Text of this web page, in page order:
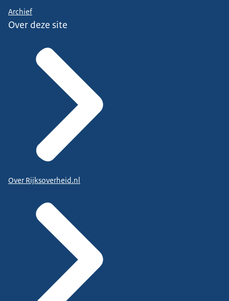
Archief
Over deze site
Over Rijksoverheid.nl